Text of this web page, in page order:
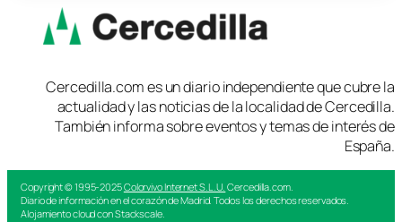
Cercedilla.com es un diario independiente que cubre la
actualidad y las noticias de la localidad de Cercedilla.
También informa sobre eventos y temas de interés de
España.
Copyright © 1995-2025Colorvivo Internet S.L.U. Cercedilla.com.
Diario de información en el corazón de Madrid. Todos los derechos reservados.
Alojamiento cloud con Stackscale.